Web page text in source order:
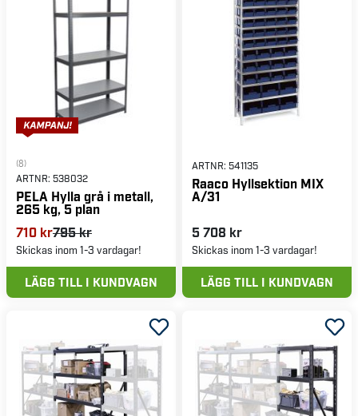
(8)
ARTNR: 538032
PELA Hylla grå i metall,
265 kg, 5 plan
710 kr795 kr
Skickas inom 1-3 vardagar!
LÄGG TILL I KUNDVAGN
ARTNR: 541135
Raaco Hyllsektion MIX
A/31
5 708 kr
Skickas inom 1-3 vardagar!
LÄGG TILL I KUNDVAGN